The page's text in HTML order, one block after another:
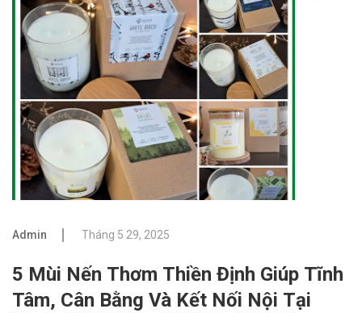
Admin Tháng 5 29, 2025
5 Mùi Nến Thơm Thiền Định Giúp Tĩnh
Tâm, Cân Bằng Và Kết Nối Nội Tại